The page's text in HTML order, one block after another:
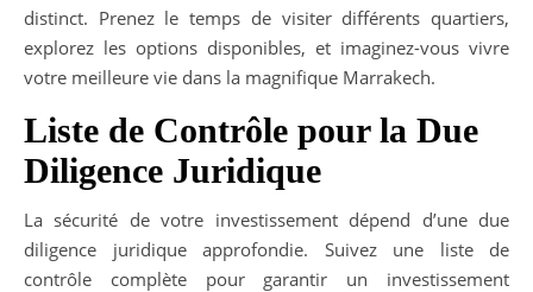
distinct. Prenez le temps de visiter différents quartiers,
explorez les options disponibles, et imaginez-vous vivre
votre meilleure vie dans la magnifique Marrakech.
Liste de Contrôle pour la Due
Diligence Juridique
La sécurité de votre investissement dépend d’une due
diligence juridique approfondie. Suivez une liste de
contrôle complète pour garantir un investissement